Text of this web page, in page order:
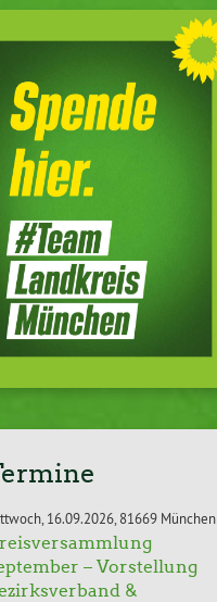
16.09.2026 81669 München
– Vorstellung
&